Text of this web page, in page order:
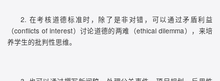
2. 在考核道德标准时，除了是非对错，可以通过矛盾利益
（conflicts of interest）讨论道德的两难（ethical dilemma），来培
养学生的批判性思维。